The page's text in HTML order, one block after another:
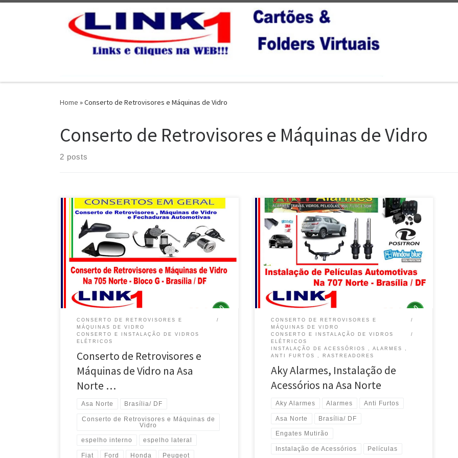
Home »Conserto de Retrovisores e Máquinas de Vidro
Conserto de Retrovisores e Máquinas de Vidro
2 posts
Realce Retrovisores , conserto de máquinas de vidro
na Asa Norte – Brasília / DF Fiat, conserto de máquinas
de vidro, Manual ou Elétrica, 705 Norte – Brasília / DF
VW, conserto de máquinas de vidro, Manual ou
Elétrica, 705 Norte – Brasília / DF Chevrolet, conserto
de máquinas de […]
CONSERTO DE RETROVISORES E
MÁQUINAS DE VIDRO
CONSERTO E INSTALAÇÃO DE VIDROS
ELÉTRICOS
Conserto de Retrovisores e
Máquinas de Vidro na Asa
Norte …
Asa Norte Brasília/ DF
Conserto de Retrovisores e Máquinas de
Vidro
espelho interno espelho lateral
Fiat Ford Honda Peugeot
Aky Alarmes, Instalação de Alarmes e Rastreadores
Positron na Asa Norte -Brasília / DF Ford Ranger,
Alarmes e Rastreadores Positron na Asa Norte -Brasília
/ DF Fiat Cronos , Alarmes e Rastreadores Positron na
Asa Norte -Brasília / DF Chevrolet Ônix, Alarmes e
Rastreadores Positron na Asa Norte -Brasília / […]
CONSERTO DE RETROVISORES E
MÁQUINAS DE VIDRO
CONSERTO E INSTALAÇÃO DE VIDROS
ELÉTRICOS
INSTALAÇÃO DE ACESSÓRIOS , ALARMES ,
ANTI FURTOS , RASTREADORES
Aky Alarmes, Instalação de
Acessórios na Asa Norte
Aky Alarmes Alarmes Anti Furtos
Asa Norte Brasília/ DF
Engates Mutirão
Instalação de Acessórios Películas